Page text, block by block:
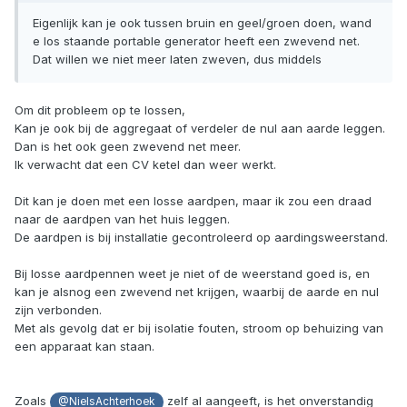
Eigenlijk kan je ook tussen bruin en geel/groen doen, wand
e los staande portable generator heeft een zwevend net.
Dat willen we niet meer laten zweven, dus middels
Om dit probleem op te lossen,
Kan je ook bij de aggregaat of verdeler de nul aan aarde leggen.
Dan is het ook geen zwevend net meer.
Ik verwacht dat een CV ketel dan weer werkt.
Dit kan je doen met een losse aardpen, maar ik zou een draad
naar de aardpen van het huis leggen.
De aardpen is bij installatie gecontroleerd op aardingsweerstand.
Bij losse aardpennen weet je niet of de weerstand goed is, en
kan je alsnog een zwevend net krijgen, waarbij de aarde en nul
zijn verbonden.
Met als gevolg dat er bij isolatie fouten, stroom op behuizing van
een apparaat kan staan.
Zoals @NielsAchterhoek zelf al aangeeft, is het onverstandig